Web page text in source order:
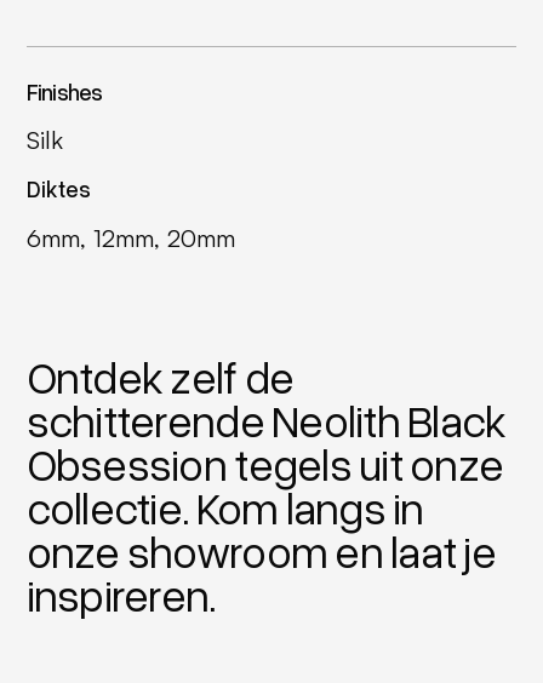
Finishes
Silk
Diktes
6mm, 12mm, 20mm
Ontdek zelf de
schitterende Neolith Black
Obsession tegels uit onze
collectie. Kom langs in
onze showroom en laat je
inspireren.